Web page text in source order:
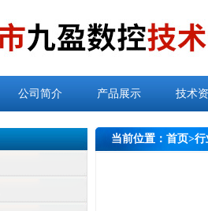
公司简介 产品展示 技术
当前位置： 首页>行